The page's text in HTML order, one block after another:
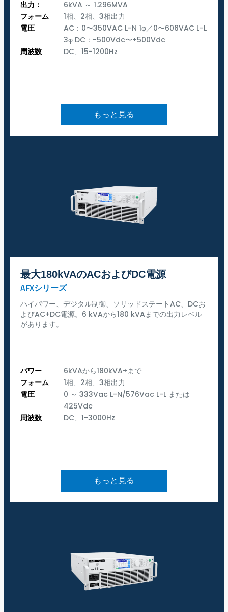
出力：
6kVA ～ 1.296MVA
フォーム
1相、2相、3相出力
電圧
AC：0〜350VAC L-N 1φ／0〜606VAC L-L
3φ DC：-500Vdc〜+500Vdc
周波数
DC、15-1200Hz
もっと見る
最大180kVAのACおよびDC電源
AFXシリーズ
ハイパワー、デジタル制御、ソリッドステートAC、DCお
よびAC+DC電源。6 kVAから180 kVAまでの出力レベル
があります。
パワー
6kVAから180kVA+まで
フォーム
1相、2相、3相出力
電圧
0 ～ 333Vac L-N/576Vac L-L または
425Vdc
周波数
DC、1-3000Hz
もっと見る